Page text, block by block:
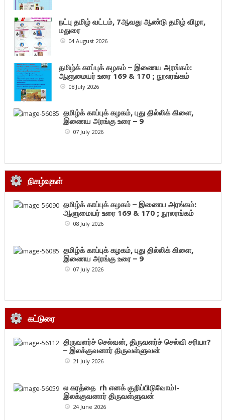
நட்பு தமிழ் வட்டம், 7ஆவது ஆண்டு தமிழ் விழா,
மதுரை
04 August 2026
தமிழ்க் காப்புக் கழகம் – இணைய அரங்கம்:
ஆளுமையர் உரை 169 & 170 ; நூலரங்கம்
08 July 2026
தமிழ்க் காப்புக் கழகம், புது தில்லிக் கிளை,
இணைய அரங்கு உரை – 9
07 July 2026
நிகழ்வுகள்
தமிழ்க் காப்புக் கழகம் – இணைய அரங்கம்:
ஆளுமையர் உரை 169 & 170 ; நூலரங்கம்
08 July 2026
தமிழ்க் காப்புக் கழகம், புது தில்லிக் கிளை,
இணைய அரங்கு உரை – 9
07 July 2026
கட்டுரை
திருவளர்ச் செல்வன், திருவளர்ச் செல்வி சரியா?
– இலக்குவனார் திருவள்ளுவன்
21 July 2026
ல கரத்தை rh எனக் குறிப்பிடுவோம்!-
இலக்குவனார் திருவள்ளுவன்
24 June 2026